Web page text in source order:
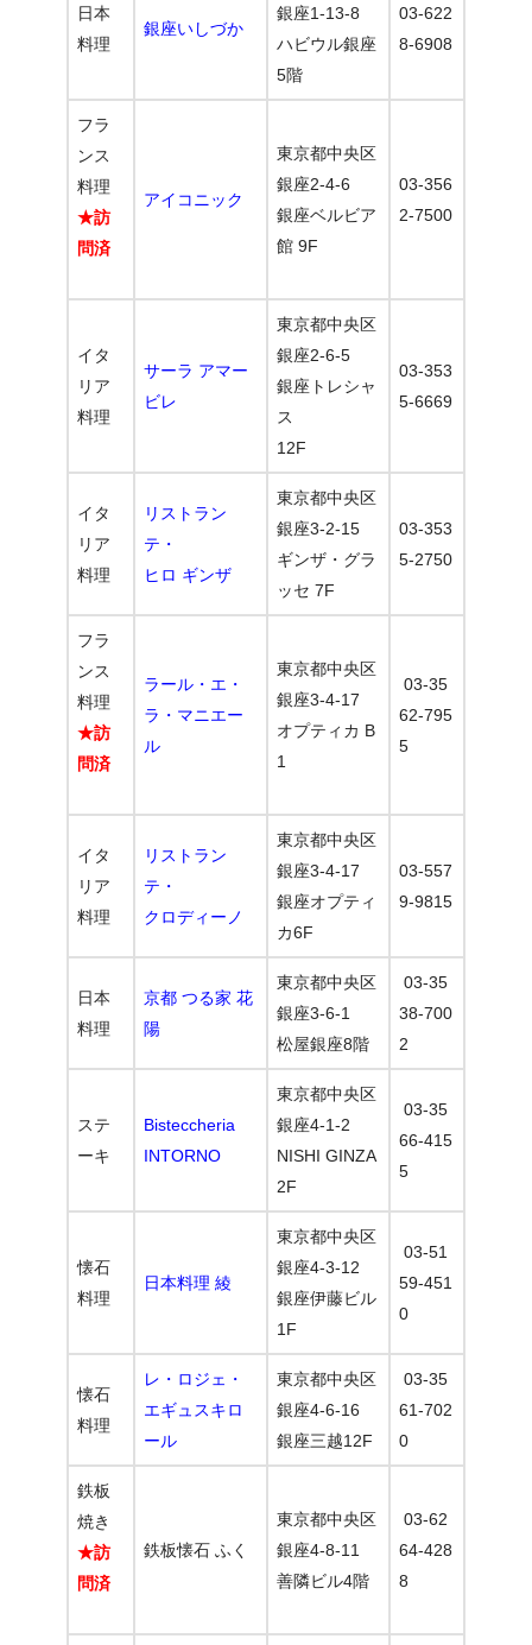
日本
料理
銀座いしづか
銀座1-13-8
ハビウル銀座
5階
03-622
8-6908
フラ
ンス
料理
★訪
問済
アイコニック
東京都中央区
銀座2-4-6
銀座ベルビア
館 9F
03-356
2-7500
イタ
リア
料理
サーラ アマー
ビレ
東京都中央区
銀座2-6-5
銀座トレシャ
ス
12F
03-353
5-6669
イタ
リア
料理
リストラン
テ・
ヒロ ギンザ
東京都中央区
銀座3-2-15
ギンザ・グラ
ッセ 7F
03-353
5-2750
フラ
ンス
料理
★訪
問済
ラール・エ・
ラ・マニエー
ル
東京都中央区
銀座3-4-17
オプティカ B
1
03-35
62-795
5
イタ
リア
料理
リストラン
テ・
クロディーノ
東京都中央区
銀座3-4-17
銀座オプティ
カ6F
03-557
9-9815
日本
料理
京都 つる家 花
陽
東京都中央区
銀座3-6-1
松屋銀座8階
03-35
38-700
2
ステ
ーキ
Bisteccheria
INTORNO
東京都中央区
銀座4-1-2
NISHI GINZA
2F
03-35
66-415
5
懐石
料理
日本料理 綾
東京都中央区
銀座4-3-12
銀座伊藤ビル
1F
03-51
59-451
0
懐石
料理
レ・ロジェ・
エギュスキロ
ール
東京都中央区
銀座4-6-16
銀座三越12F
03-35
61-702
0
鉄板
焼き
★訪
問済
鉄板懐石 ふく
東京都中央区
銀座4-8-11
善隣ビル4階
03-62
64-428
8